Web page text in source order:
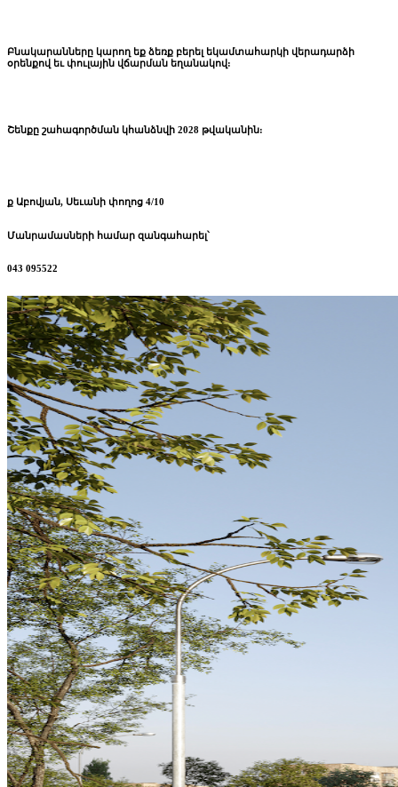
Բնակարանները կարող եք ձեռք բերել եկամտահարկի վերադարձի
օրենքով եւ փուլային վճարման եղանակով:
Շենքը շահագործման կհանձնվի 2028 թվականին:
ք Աբովյան, Սեւանի փողոց 4/10
Մանրամասների համար զանգահարել՝
043 095522